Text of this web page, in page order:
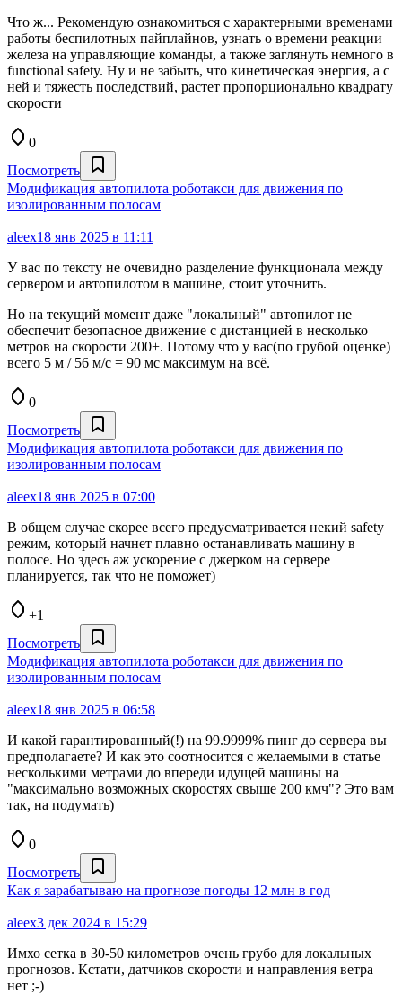
Что ж... Рекомендую ознакомиться с характерными временами
работы беспилотных пайплайнов, узнать о времени реакции
железа на управляющие команды, а также заглянуть немного в
functional safety. Ну и не забыть, что кинетическая энергия, а с
ней и тяжесть последствий, растет пропорционально квадрату
скорости
0
Посмотреть
Модификация автопилота роботакси для движения по
изолированным полосам
aleex18 янв 2025 в 11:11
У вас по тексту не очевидно разделение функционала между
сервером и автопилотом в машине, стоит уточнить.
Но на текущий момент даже "локальный" автопилот не
обеспечит безопасное движение с дистанцией в несколько
метров на скорости 200+. Потому что у вас(по грубой оценке)
всего 5 м / 56 м/с = 90 мс максимум на всё.
0
Посмотреть
Модификация автопилота роботакси для движения по
изолированным полосам
aleex18 янв 2025 в 07:00
В общем случае скорее всего предусматривается некий safety
режим, который начнет плавно останавливать машину в
полосе. Но здесь аж ускорение с джерком на сервере
планируется, так что не поможет)
+1
Посмотреть
Модификация автопилота роботакси для движения по
изолированным полосам
aleex18 янв 2025 в 06:58
И какой гарантированный(!) на 99.9999% пинг до сервера вы
предполагаете? И как это соотносится с желаемыми в статье
несколькими метрами до впереди идущей машины на
"максимально возможных скоростях свыше 200 кмч"? Это вам
так, на подумать)
0
Посмотреть
Как я зарабатываю на прогнозе погоды 12 млн в год
aleex3 дек 2024 в 15:29
Имхо сетка в 30-50 километров очень грубо для локальных
прогнозов. Кстати, датчиков скорости и направления ветра
нет ;-)